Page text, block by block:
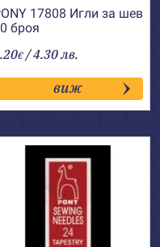
17808 Игли за шев
броя
€ / 4.30 лв.
виж